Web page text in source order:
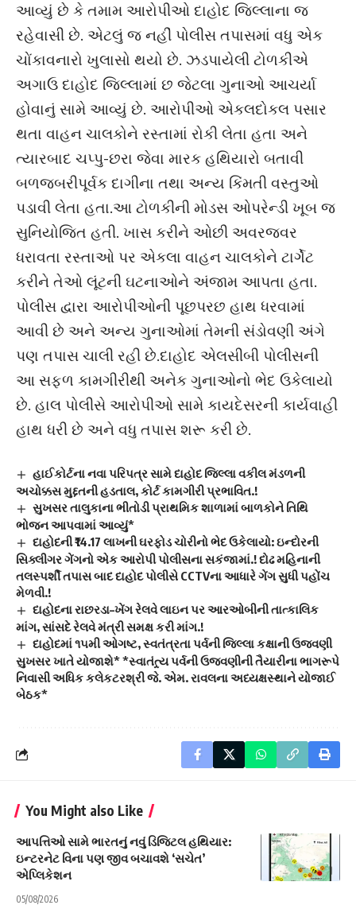
આવ્યું છે કે તમામ આરોપીઓ દાહોદ જિલ્લાના જ
રહેવાસી છે. એટલું જ નહીં પોલીસ તપાસમાં વધુ એક
ચોંકાવનારો ખુલાસો થયો છે. ઝડપાયેલી ટોળકીએ
અગાઉ દાહોદ જિલ્લામાં છ જેટલા ગુનાઓ આચર્યા
હોવાનું સામે આવ્યું છે. આરોપીઓ એકલદોકલ પસાર
થતા વાહન ચાલકોને રસ્તામાં રોકી લેતા હતા અને
ત્યારબાદ ચપ્પુ-છરા જેવા મારક હથિયારો બતાવી
બળજબરીપૂર્વક દાગીના તથા અન્ય કિંમતી વસ્તુઓ
પડાવી લેતા હતા.આ ટોળકીની મોડસ ઓપરેન્ડી ખૂબ જ
સુનિયોજિત હતી. ખાસ કરીને ઓછી અવરજવર
ધરાવતા રસ્તાઓ પર એકલા વાહન ચાલકોને ટાર્ગેટ
કરીને તેઓ લૂંટની ઘટનાઓને અંજામ આપતા હતા.
પોલીસ દ્વારા આરોપીઓની પૂછપરછ હાથ ધરવામાં
આવી છે અને અન્ય ગુનાઓમાં તેમની સંડોવણી અંગે
પણ તપાસ ચાલી રહી છે.દાહોદ એલસીબી પોલીસની
આ સફળ કામગીરીથી અનેક ગુનાઓનો ભેદ ઉકેલાયો
છે. હાલ પોલીસે આરોપીઓ સામે કાયદેસરની કાર્યવાહી
હાથ ધરી છે અને વધુ તપાસ શરૂ કરી છે.
હાઈકોર્ટના નવા પરિપત્ર સામે દાહોદ જિલ્લા વકીલ મંડળની
અચોક્કસ મુદ્દતની હડતાલ, કોર્ટ કામગીરી પ્રભાવિત.!
સુખસર તાલુકાના ભીતોડી પ્રાથમિક શાળામાં બાળકોને તિથિ
ભોજન આપવામાં આવ્યું*
દાહોદની ₹14.17 લાખની ઘરફોડ ચોરીનો ભેદ ઉકેલાયો: ઇન્દોરની
સિક્લીગર ગેંગનો એક આરોપી પોલીસના સકંજામાં.! દોઢ મહિનાની
તલસ્પર્શી તપાસ બાદ દાહોદ પોલીસે CCTVના આધારે ગેંગ સુધી પહોંચ
મેળવી.!
દાહોદના રાછરડા–ખેંગ રેલવે લાઇન પર આરઓબીની તાત્કાલિક
માંગ, સાંસદે રેલવે મંત્રી સમક્ષ કરી માંગ.!
દાહોદમાં ૧૫મી ઓગષ્ટ, સ્વતંત્રતા પર્વની જિલ્લા કક્ષાની ઉજવણી
સુખસર ખાતે યોજાશે* *સ્વાતંત્ર્ય પર્વની ઉજવણીની તૈયારીના ભાગરૂપે
નિવાસી અધિક કલેકટરશ્રી જે. એમ. રાવલના અધ્યક્ષસ્થાને યોજાઈ
બેઠક*
You Might also Like
આપત્તિઓ સામે ભારતનું નવું ડિજિટલ હથિયાર:
ઇન્ટરનેટ વિના પણ જીવ બચાવશે ‘સચેત’
એપ્લિકેશન
05/08/2026